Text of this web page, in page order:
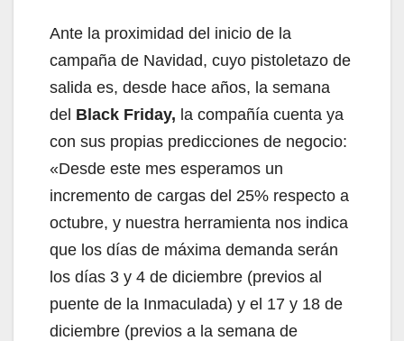
Ante la proximidad del inicio de la
campaña de Navidad, cuyo pistoletazo de
salida es, desde hace años, la semana
del Black Friday, la compañía cuenta ya
con sus propias predicciones de negocio:
«Desde este mes esperamos un
incremento de cargas del 25% respecto a
octubre, y nuestra herramienta nos indica
que los días de máxima demanda serán
los días 3 y 4 de diciembre (previos al
puente de la Inmaculada) y el 17 y 18 de
diciembre (previos a la semana de